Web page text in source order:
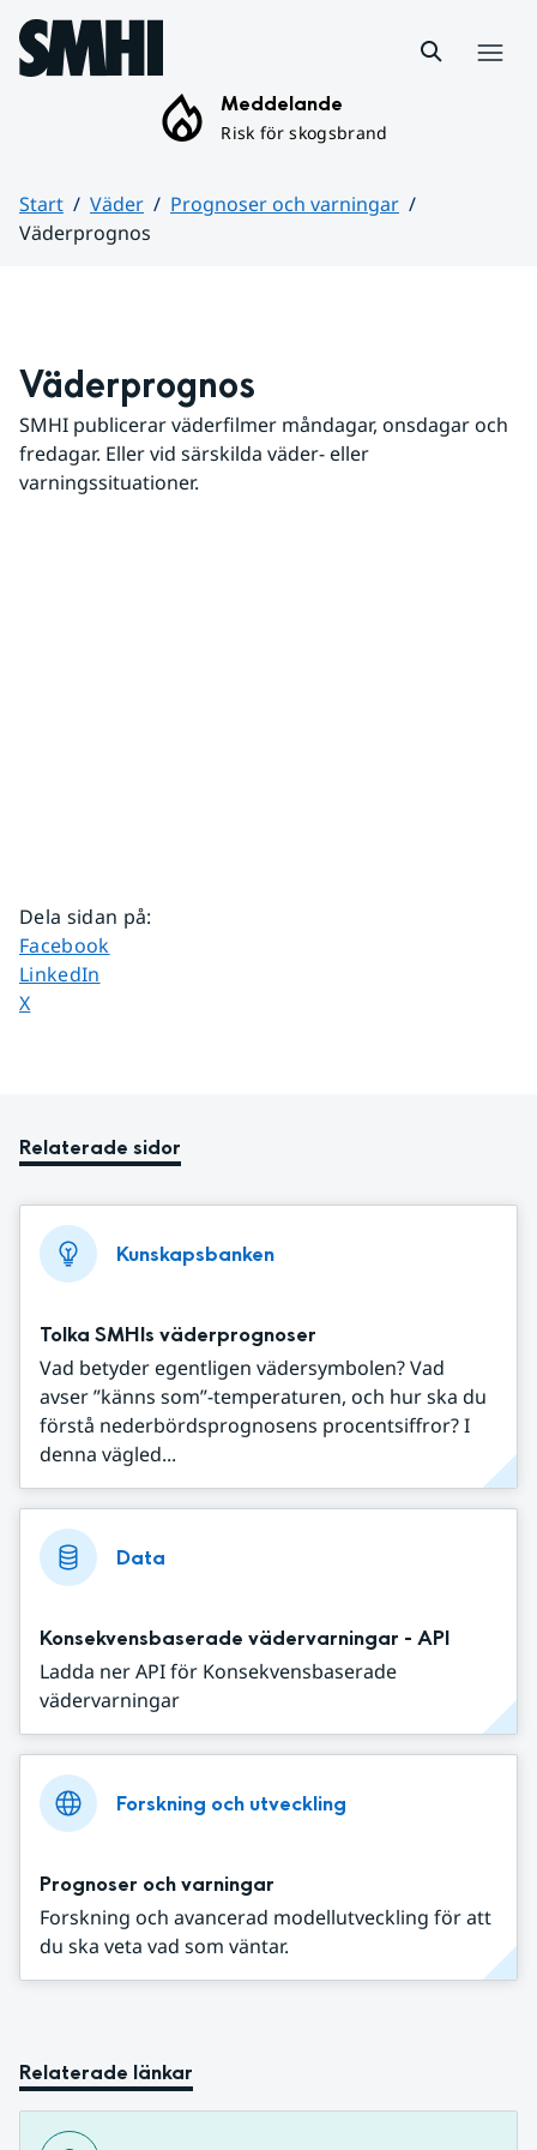
Hoppa till sidans innehåll
Meddelande
Risk för skogsbrand
Start Väder
Prognoser och varningar
Väderprognos
Väderprognos
SMHI publicerar väderfilmer måndagar, onsdagar och
fredagar. Eller vid särskilda väder- eller
varningssituationer.
Dela sidan på:
Dela sidan på
Facebook
Dela sidan på
LinkedIn
Dela sidan på
X
Relaterade sidor
Kunskapsbanken
Tolka SMHIs väderprognoser
Vad betyder egentligen vädersymbolen? Vad
avser ”känns som”-temperaturen, och hur ska du
förstå nederbördsprognosens procentsiffror? I
denna vägled...
Data
Konsekvensbaserade vädervarningar - API
Ladda ner API för Konsekvensbaserade
vädervarningar
Forskning och utveckling
Prognoser och varningar
Forskning och avancerad modellutveckling för att
du ska veta vad som väntar.
Relaterade länkar